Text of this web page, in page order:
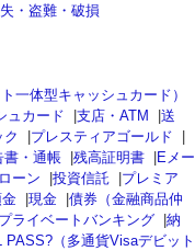
・盗難・破損
一体型キャッシュカード）
ュカード |支店・ATM |送
|プレスティアゴールド
|
書・通帳 |残高証明書 |Eメー
ローン |投資信託 |プレミア
金 |現金 |債券（金融商品仲
プライベートバンキング |納
PASS?（多通貨Visaデビット